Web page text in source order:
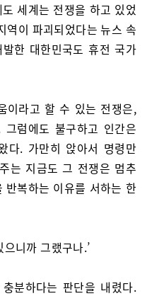
세계는 전쟁을 하고 있었
역이 파괴되었다는 뉴스 속
한 대한민국도 휴전 국가
이라고 할 수 있는 전쟁은,
럼에도 불구하고 인간은
다. 가만히 앉아서 명령만
는 지금도 그 전쟁은 멈추
반복하는 이유를 서하는 한
니까 그랬구나.’
분하다는 판단을 내렸다.